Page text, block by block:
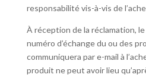
responsabilité vis-à-vis de
À réception de la réclamation,
numéro d’échange du ou des
communiquera par e-mail à
produit ne peut avoir lieu